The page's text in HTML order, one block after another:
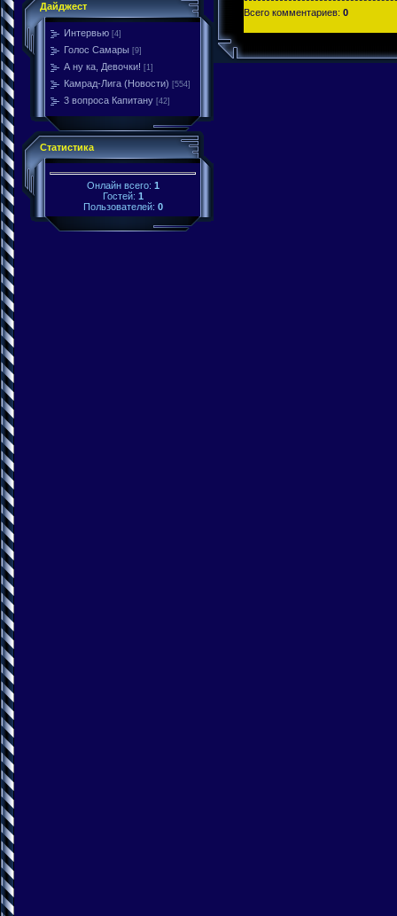
Дайджест
Интервью [4]
Голос Самары [9]
А ну ка, Девочки! [1]
Камрад-Лига (Новости) [554]
3 вопроса Капитану [42]
Статистика
Онлайн всего: 1
Гостей: 1
Пользователей: 0
Всего комментариев: 0